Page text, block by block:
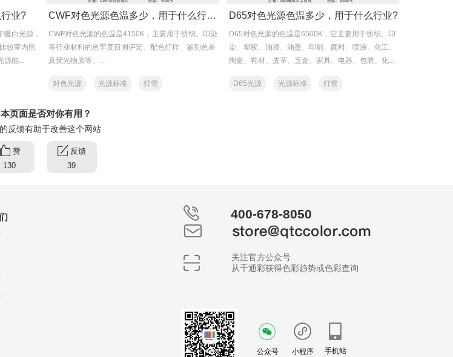
业?
白光源，
较室内照
源能...
CWF对色光源色温多少，用于什么行业?
CWF对色光源的色温是4150K，主要用于纺织、印染
等行业材料的色牢度目测评定、配色打样、鉴别色差
及荧光物质等。‌...
对色光源 光源标准 灯管
D65对色光源色温多少，用于什么行业?
​D65对色光源的色温是6500K，它主要用于纺织、印
染、塑胶、油漆、油墨、印刷、颜料、喷涂、化工、
陶瓷、鞋材、皮革、五金、家具、电器、包装、化...
D65光源 光源标准 灯管
本页面是否对你有用？
反馈有助于改善这个网站
赞
130
反馈
39
400-678-8050
关注官方公众号
从千通彩获得色彩趋势或色彩查询
公众号 小程序 手机站